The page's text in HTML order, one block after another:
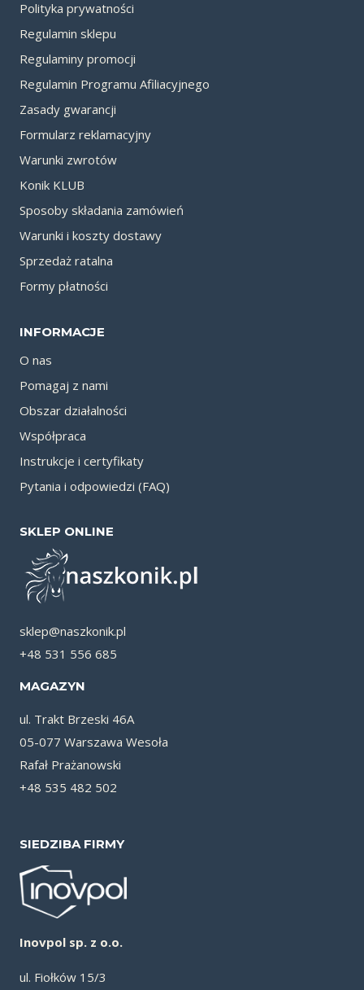
Polityka prywatności
Regulamin sklepu
Regulaminy promocji
Regulamin Programu Afiliacyjnego
Zasady gwarancji
Formularz reklamacyjny
Warunki zwrotów
Konik KLUB
Sposoby składania zamówień
Warunki i koszty dostawy
Sprzedaż ratalna
Formy płatności
INFORMACJE
O nas
Pomagaj z nami
Obszar działalności
Współpraca
Instrukcje i certyfikaty
Pytania i odpowiedzi (FAQ)
SKLEP ONLINE
sklep@naszkonik.pl
+48 531 556 685
MAGAZYN
ul. Trakt Brzeski 46A
05-077 Warszawa Wesoła
Rafał Prażanowski
+48 535 482 502
SIEDZIBA FIRMY
Inovpol sp. z o.o.
ul. Fiołków 15/3